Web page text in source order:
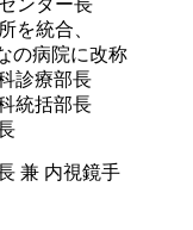
を統合、
診療部長
統括部長
兼 内視鏡手